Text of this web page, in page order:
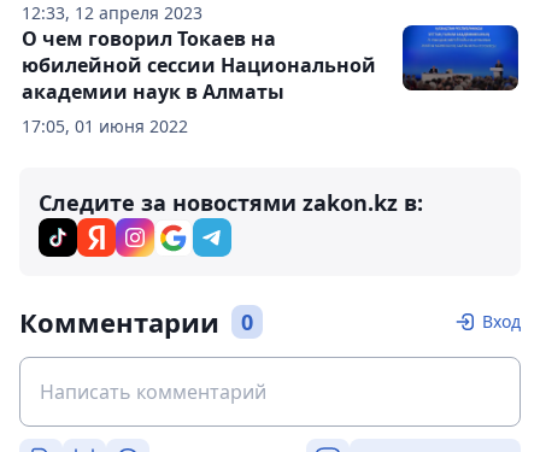
12:33, 12 апреля 2023
17:05, 01 июня 2022
О чем говорил Токаев на
юбилейной сессии Национальной
академии наук в Алматы
Следите за новостями zakon.kz в:
Комментарии 0 Вход